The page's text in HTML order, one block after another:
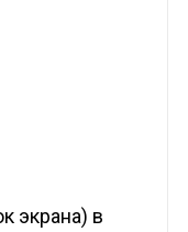
экрана) в